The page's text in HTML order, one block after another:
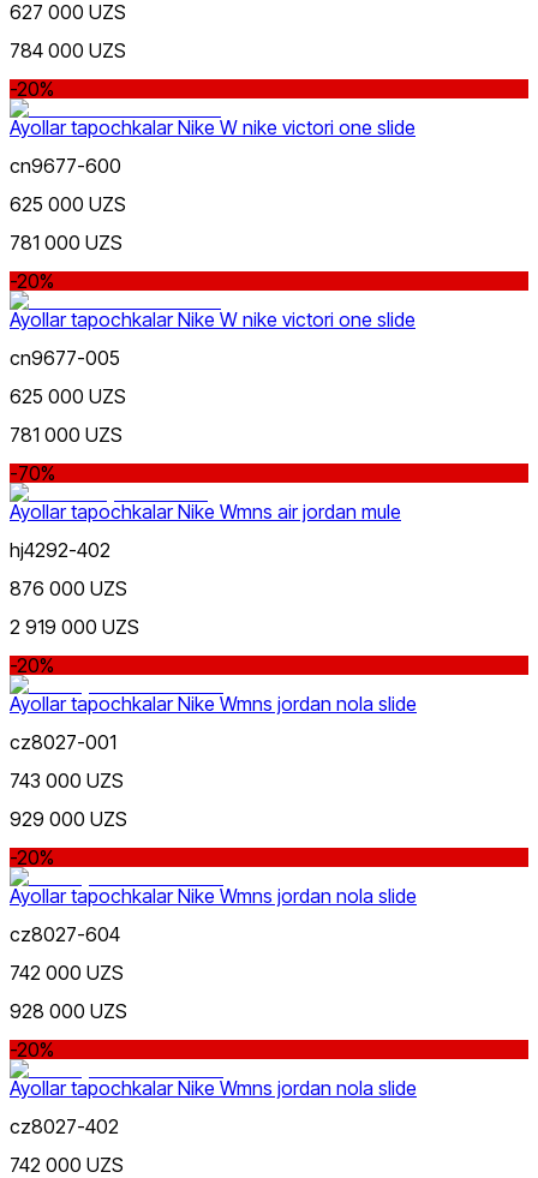
Oq
Moviy
Nike Tashkent City Mall
Faqat onlayn (yetkazib berish)
627 000 UZS
784 000 UZS
-20%
Ayollar tapochkalar Nike W nike victori one slide
cn9677-600
625 000 UZS
781 000 UZS
-20%
Ayollar tapochkalar Nike W nike victori one slide
cn9677-005
625 000 UZS
781 000 UZS
-70%
Ayollar tapochkalar Nike Wmns air jordan mule
hj4292-402
876 000 UZS
2 919 000 UZS
-20%
Ayollar tapochkalar Nike Wmns jordan nola slide
cz8027-001
743 000 UZS
929 000 UZS
-20%
Ayollar tapochkalar Nike Wmns jordan nola slide
cz8027-604
742 000 UZS
928 000 UZS
-20%
Ayollar tapochkalar Nike Wmns jordan nola slide
cz8027-402
742 000 UZS